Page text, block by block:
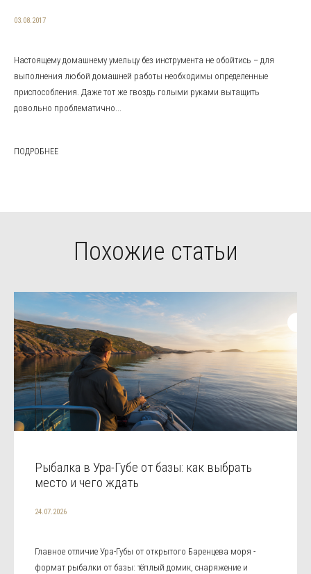
03.08.2017
Настоящему домашнему умельцу без инструмента не обойтись – для
выполнения любой домашней работы необходимы определенные
приспособления. Даже тот же гвоздь голыми руками вытащить
довольно проблематично...
ПОДРОБНЕЕ
Похожие статьи
Рыбалка в Ура-Губе от базы: как выбрать
место и чего ждать
24.07.2026
Главное отличие Ура-Губы от открытого Баренцева моря -
формат рыбалки от базы: тёплый домик, снаряжение и